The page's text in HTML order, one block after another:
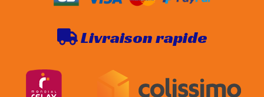
Livraison rapide